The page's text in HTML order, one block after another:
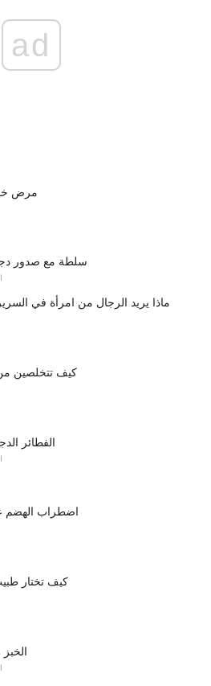
ad
مرض
سلطة مع صدور
ماذا يريد الرجال من امرأة في
كيف تتخلصين
الفطائر
اضطراب الهضم
كيف تختار
الخبز